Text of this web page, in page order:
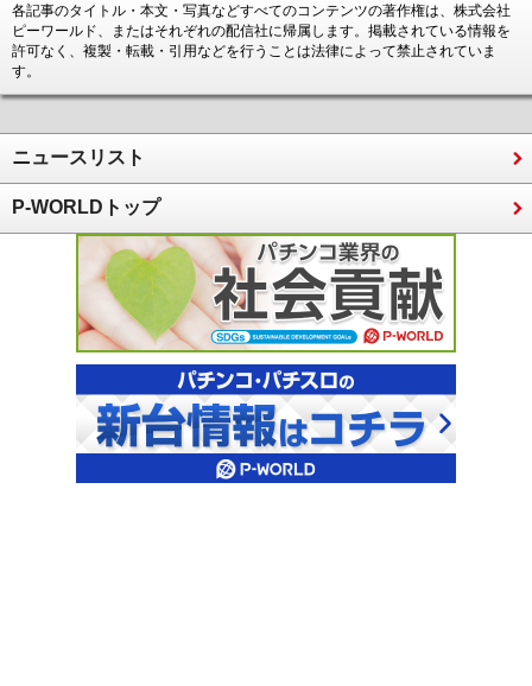
各記事のタイトル・本文・写真などすべてのコンテンツの著作権は、株式会社
ピーワールド、またはそれぞれの配信社に帰属します。掲載されている情報を
許可なく、複製・転載・引用などを行うことは法律によって禁止されていま
す。
ニュースリスト
P-WORLDトップ